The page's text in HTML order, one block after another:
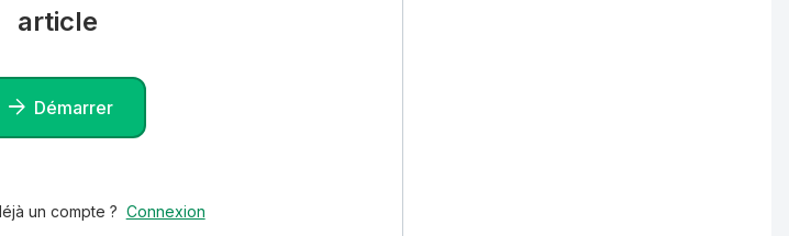
article
Démarrer
un compte ? Connexion